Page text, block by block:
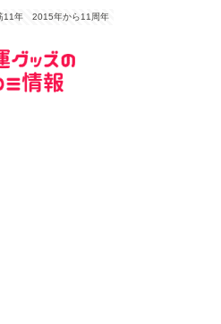
11年 2015年から11周年